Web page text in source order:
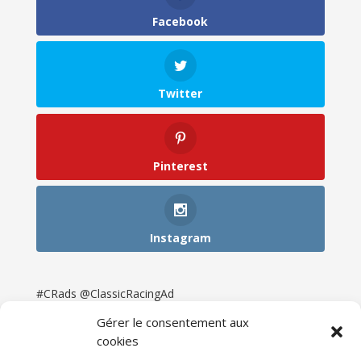
Gérer le consentement aux
cookies
Facebook
Twitter
Pinterest
Instagram
#CRads @ClassicRacingAd